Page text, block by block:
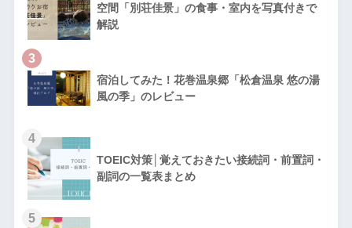
空間「別荘佳景」の食事・室内を写真付きで
解説
3
宿泊してみた！花巻温泉郷「松倉温泉 悠の湯
風の季」のレビュー
4
TOEIC対策│覚えておきたい接続詞・前置詞・
副詞の一覧表まとめ
5